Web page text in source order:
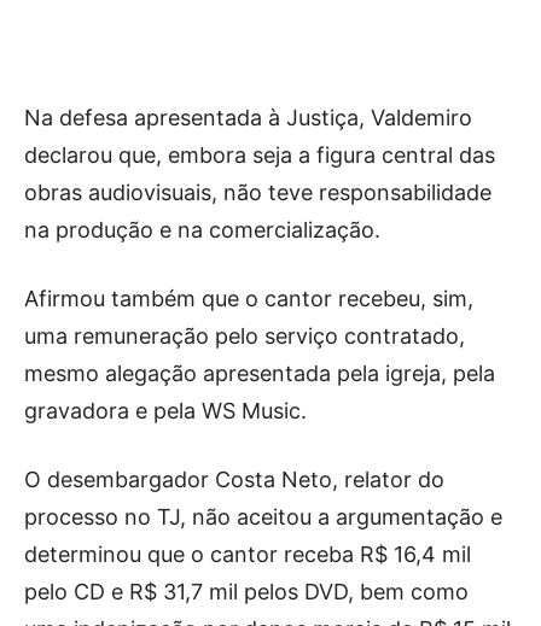
Na defesa apresentada à Justiça, Valdemiro
declarou que, embora seja a figura central das
obras audiovisuais, não teve responsabilidade
na produção e na comercialização.
Afirmou também que o cantor recebeu, sim,
uma remuneração pelo serviço contratado,
mesmo alegação apresentada pela igreja, pela
gravadora e pela WS Music.
O desembargador Costa Neto, relator do
processo no TJ, não aceitou a argumentação e
determinou que o cantor receba R$ 16,4 mil
pelo CD e R$ 31,7 mil pelos DVD, bem como